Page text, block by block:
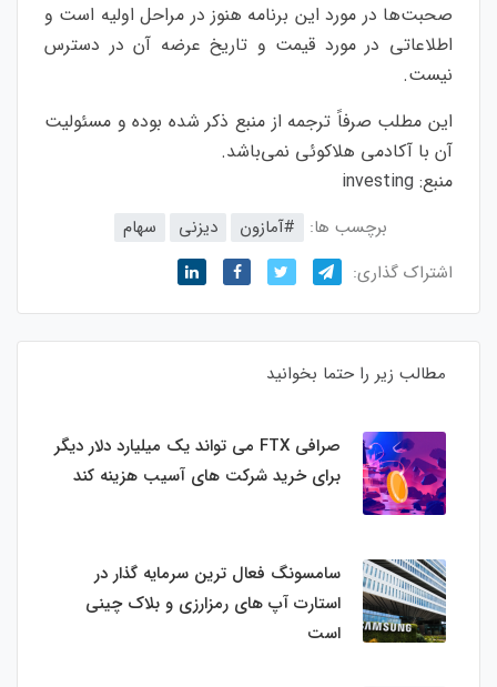
صحبت‌ها در مورد این برنامه هنوز در مراحل اولیه است و
اطلاعاتی در مورد قیمت و تاریخ عرضه آن در دسترس
نیست.
این مطلب صرفاً ترجمه از منبع ذکر شده بوده و مسئولیت
آن با آکادمی هلاکوئی نمی‌باشد.
منبع: investing
برچسب ها: #آمازون دیزنی
سهام
اشتراک گذاری:
مطالب زیر را حتما بخوانید
صرافی FTX می تواند یک میلیارد دلار دیگر
برای خرید شرکت های آسیب هزینه کند
سامسونگ فعال‌ ترین سرمایه‌ گذار در
استارت‌ آپ‌ های رمزارزی و بلاک چینی
است